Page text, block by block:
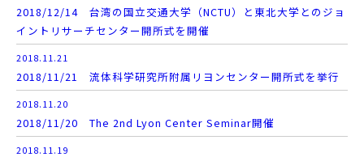
2018/12/14 台湾の国立交通大学（NCTU）と東北大学とのジョ
イントリサーチセンター開所式を開催
2018.11.21
2018/11/21 流体科学研究所附属リヨンセンター開所式を挙行
2018.11.20
2018/11/20 The 2nd Lyon Center Seminar開催
2018.11.19